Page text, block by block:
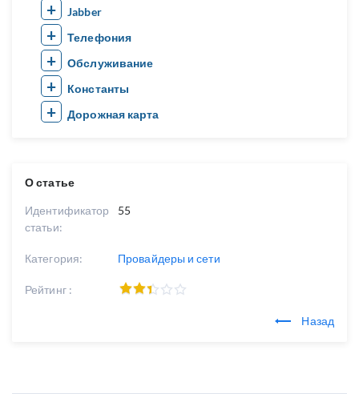
О статье
Идентификатор
статьи:
55
Категория: Провайдеры и сети
Рейтинг :
Назад
Jabber
Телефония
Обслуживание
Константы
Дорожная карта